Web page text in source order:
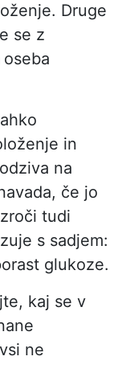
Druge
se z
in
na
če jo
tudi
s sadjem:
glukoze.
kaj se v
ne